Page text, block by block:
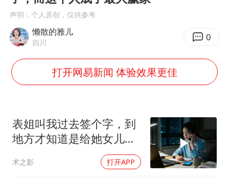
台风白海豚最新路径研判来了
OpenAI为免费用户升级GPT-5.6 Luna
粉笔发布“自曝式”公开信
我国编制完成新版全月地质图
毛宁转发梯田音乐会视频海外网友赞叹
奋进开新局 实干挑大梁
声明：个人原创，仅供参考
懒散的雅儿
四川 0
打开网易新闻 体验效果更佳
表姐叫我过去签个字，到
地方才知道是给她女儿婚
术之影 打开APP